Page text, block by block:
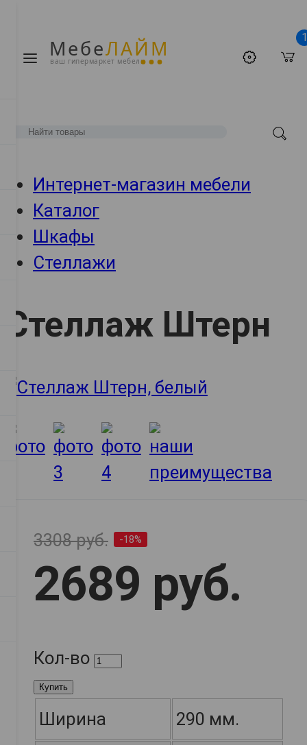
МебеЛАЙМ
ваш гипермаркет мебели
1
Интернет-магазин мебели
Каталог
Шкафы
Стеллажи
Стеллаж Штерн
3308 руб. -18%
2689 руб.
Кол-во
Купить
Ширина 290 мм.